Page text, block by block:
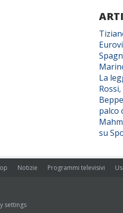
La
palco
su
Notizie Programmi televisivi
settings